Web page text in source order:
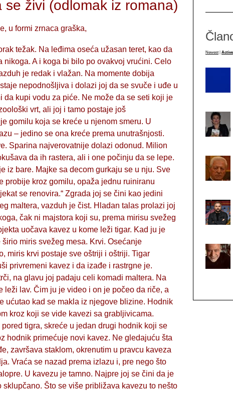
živi (odlomak iz romana)
u formi zrnaca graška,
težak. Na leđima oseća užasan teret, kao da
A i koga bi bilo po ovakvoj vrućini. Celo
je redak i vlažan. Na momente dobija
nepodnošljiva i dolazi joj da se svuče i uđe u
da kupi vodu za piće. Ne može da se seti koji je
vrt, ali joj i tamo postaje još
gomilu koja se kreće u njenom smeru. U
– jedino se ona kreće prema unutrašnjosti.
Sparina najverovatnije dolazi odonud. Milion
da ih rastera, ali i one počinju da se lepe.
iz bare. Majke sa decom gurkaju se u nju. Sve
probije kroz gomilu, opaža jednu ruiniranu
se renovira.“ Zgrada joj se čini kao jedini
maltera, vazduh je čist. Hladan talas prolazi joj
čak ni majstora koji su, prema mirisu svežeg
uočava kavez u kome leži tigar. Kad ju je
miris svežeg mesa. Krvi. Osećanje
miris krvi postaje sve oštriji i oštriji. Tigar
privremeni kavez i da izađe i rastrgne je.
na glavu joj padaju celi komadi maltera. Na
lav. Čim ju je video i on je počeo da riče, a
ućutao kad se makla iz njegove blizine. Hodnik
kroz koji se vide kavezi sa grabljivicama.
tigra, skreće u jedan drugi hodnik koji se
hodnik primećuje novi kavez. Ne gledajuću šta
završava staklom, okrenutim u pravcu kaveza
Vraća se nazad prema izlazu i, pre nego što
U kavezu je tamno. Najpre joj se čini da je
Što se više približava kavezu to nešto
Newest Active